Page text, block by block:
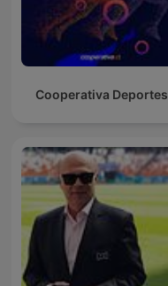
Cooperativa Deportes